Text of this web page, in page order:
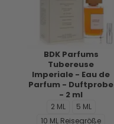
BDK Parfums
Tubereuse
Imperiale - Eau de
Parfum - Duftprobe
- 2 ml
2 ML
5 ML
10 ML Reisegröße